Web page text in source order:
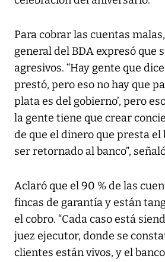
Para cobrar las cuentas
general del BDA expresó que
agresivos. “Hay gente que
prestó, pero eso no hay que
plata es del gobierno’, pero
la gente tiene que crear
de que el dinero que presta el
ser retornado al banco”,
Aclaró que el 90 % de las
fincas de garantía y están
el cobro. “Cada caso está
juez ejecutor, donde se
clientes están vivos, y el